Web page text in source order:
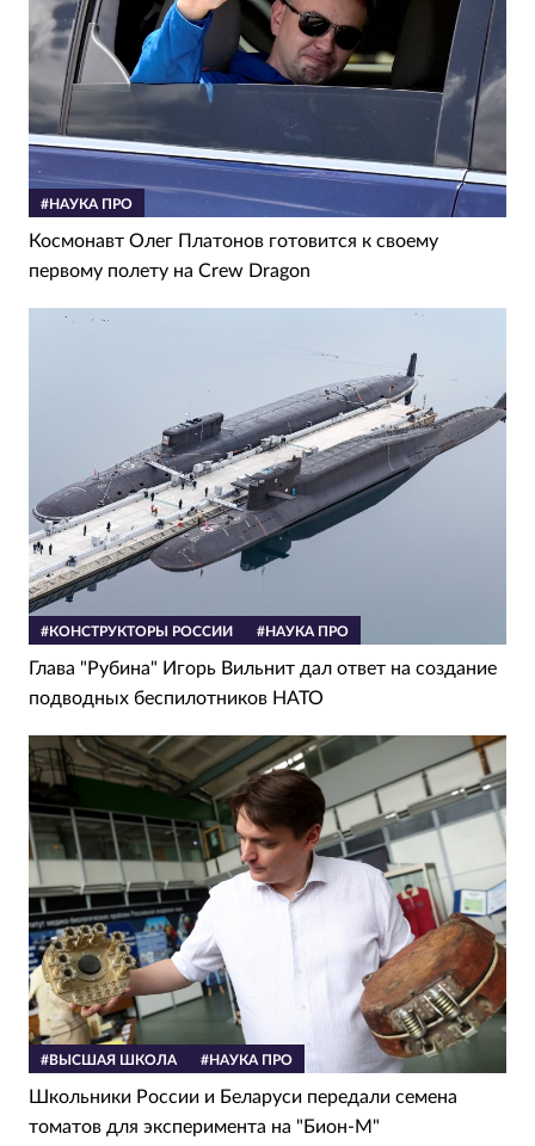
#НАУКА ПРО
Космонавт Олег Платонов готовится к своему
первому полету на Crew Dragon
#КОНСТРУКТОРЫ РОССИИ #НАУКА ПРО
Глава "Рубина" Игорь Вильнит дал ответ на создание
подводных беспилотников НАТО
#ВЫСШАЯ ШКОЛА #НАУКА ПРО
Школьники России и Беларуси передали семена
томатов для эксперимента на "Бион-М"